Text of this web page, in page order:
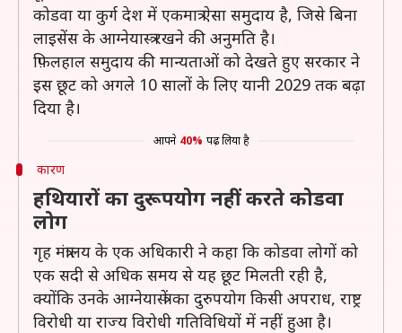
कोडवा या कुर्ग देश में एकमात्र ऐसा समुदाय है, जिसे बिना
लाइसेंस के आग्नेयास्त्र रखने की अनुमति है।
फ़िलहाल समुदाय की मान्यताओं को देखते हुए सरकार ने
इस छूट को अगले 10 सालों के लिए यानी 2029 तक बढ़ा
दिया है।
आपने 40% पढ़ लिया है
कारण
हथियारों का दुरूपयोग नहीं करते कोडवा
लोग
गृह मंत्रालय के एक अधिकारी ने कहा कि कोडवा लोगों को
एक सदी से अधिक समय से यह छूट मिलती रही है,
क्योंकि उनके आग्नेयास्त्रों का दुरुपयोग किसी अपराध, राष्ट्र
विरोधी या राज्य विरोधी गतिविधियों में नहीं हुआ है।